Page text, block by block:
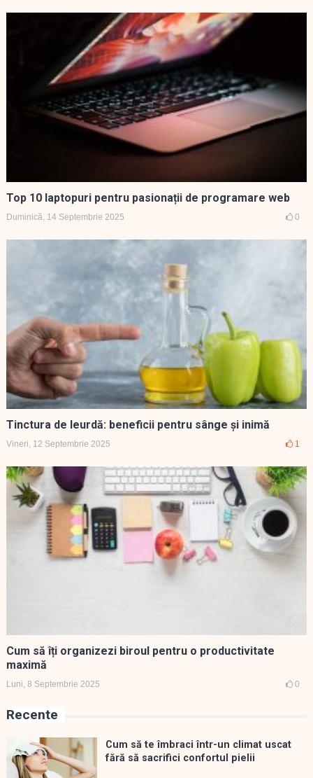
Top 10 laptopuri pentru pasionații de programare web
Duminică, 14 Septembrie 2025 0
Tinctura de leurdă: beneficii pentru sânge și inimă
Vineri, 12 Septembrie 2025 1
Cum să îți organizezi biroul pentru o productivitate
maximă
Luni, 8 Septembrie 2025 0
Recente
Cum să te îmbraci într-un climat uscat
fără să sacrifici confortul pielii